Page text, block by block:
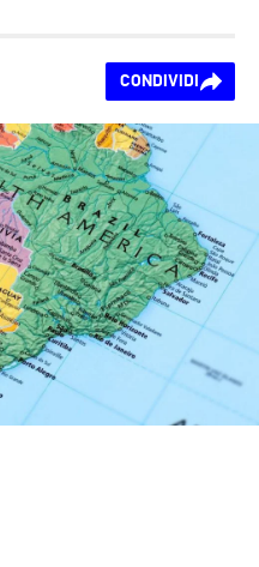
CONDIVIDI